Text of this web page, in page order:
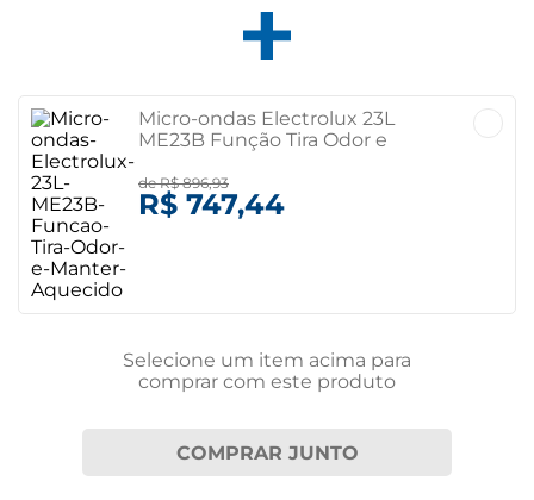
Micro-ondas Electrolux 23L
ME23B Função Tira Odor e
deR$ 896,93
R$ 747,44
Selecione um item acima para
comprar com este produto
COMPRAR JUNTO